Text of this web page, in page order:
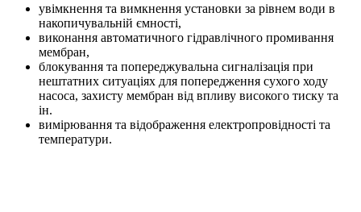
увімкнення та вимкнення установки за рівнем води в
накопичувальній ємності,
виконання автоматичного гідравлічного промивання
мембран,
блокування та попереджувальна сигналізація при
нештатних ситуаціях для попередження сухого ходу
насоса, захисту мембран від впливу високого тиску та
ін.
вимірювання та відображення електропровідності та
температури.